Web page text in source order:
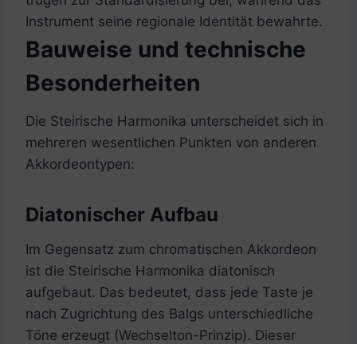
Instrument seine regionale Identität bewahrte.
Bauweise und technische
Besonderheiten
Die Steirische Harmonika unterscheidet sich in
mehreren wesentlichen Punkten von anderen
Akkordeontypen:
Diatonischer Aufbau
Im Gegensatz zum chromatischen Akkordeon
ist die Steirische Harmonika diatonisch
aufgebaut. Das bedeutet, dass jede Taste je
nach Zugrichtung des Balgs unterschiedliche
Töne erzeugt (Wechselton-Prinzip). Dieser